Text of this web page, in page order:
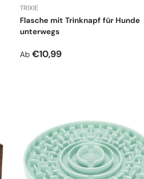
TRIXIE
Flasche mit Trinknapf für Hunde
unterwegs
Normaler Preis
Ab €10,99